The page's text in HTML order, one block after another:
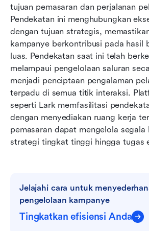
tujuan pemasaran dan perjalanan
Pendekatan ini menghubungkan
dengan tujuan strategis,
kampanye berkontribusi pada hasil
luas. Pendekatan saat ini telah
melampaui pengelolaan saluran
menjadi penciptaan pengalaman
terpadu di semua titik interaksi.
seperti Lark memfasilitasi
dengan menyediakan ruang kerja
pemasaran dapat mengelola segala
strategi tingkat tinggi hingga tugas
Jelajahi cara untuk
pengelolaan kampanye
Tingkatkan efisiensi Anda